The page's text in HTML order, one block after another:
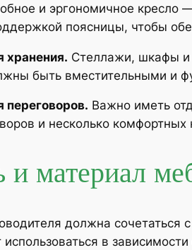
и эргономичное кресло
поясницы, чтобы
хранения. Стеллажи, шкафы и
быть вместительными и
переговоров. Важно иметь
и несколько комфортных
и материал
должна
в